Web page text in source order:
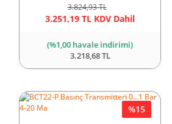
3.824,93 TL
3.251,19 TL KDV Dahil
(%1,00 havale indirimi)
3.218,68 TL
%15